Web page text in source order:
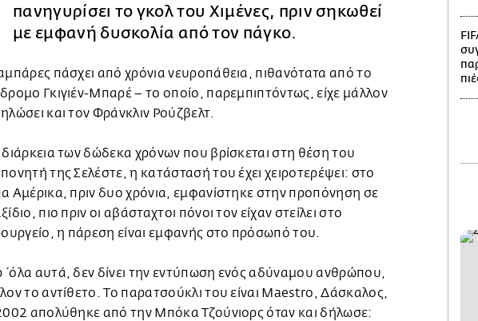
πανηγυρίσει το γκολ του Χιμένες, πριν σηκωθεί
με εμφανή δυσκολία από τον πάγκο.
πάσχει από χρόνια νευροπάθεια, πιθανότατα από το
Γκιγιέν-Μπαρέ – το οποίο, παρεμπιπτόντως, είχε μάλλον
και τον Φράνκλιν Ρούζβελτ.
των δώδεκα χρόνων που βρίσκεται στη θέση του
της Σελέστε, η κατάστασή του έχει χειροτερέψει: στο
Αμέρικα, πριν δυο χρόνια, εμφανίστηκε στην προπόνηση σε
πιο πριν οι αβάσταχτοι πόνοι τον είχαν στείλει στο
η πάρεση είναι εμφανής στο πρόσωπό του.
αυτά, δεν δίνει την εντύπωση ενός αδύναμου ανθρώπου,
το αντίθετο. Το παρατσούκλι του είναι Maestro, Δάσκαλος,
απολύθηκε από την Μπόκα Τζούνιορς όταν και δήλωσε: